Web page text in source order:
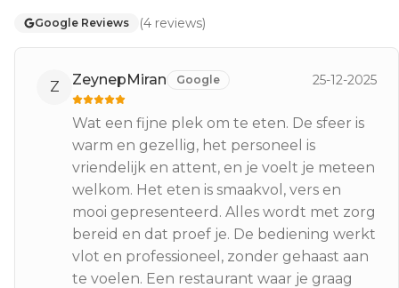
Google Reviews (4 reviews)
Z ZeynepMiran Google 25-12-2025
Wat een fijne plek om te eten. De sfeer is
warm en gezellig, het personeel is
vriendelijk en attent, en je voelt je meteen
welkom. Het eten is smaakvol, vers en
mooi gepresenteerd. Alles wordt met zorg
bereid en dat proef je. De bediening werkt
vlot en professioneel, zonder gehaast aan
te voelen. Een restaurant waar je graag